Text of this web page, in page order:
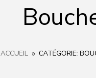
ACCUEIL 9 CATÉGORIE: